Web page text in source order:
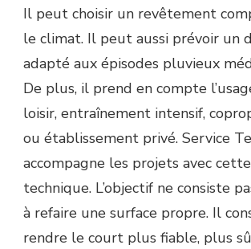
Il peut choisir un revêtement
le climat. Il peut aussi prévoir un
adapté aux épisodes pluvieux
De plus, il prend en compte
loisir, entraînement intensif,
ou établissement privé. Service
accompagne les projets avec
technique. L’objectif ne consiste
à refaire une surface propre. Il
rendre le court plus fiable, plus